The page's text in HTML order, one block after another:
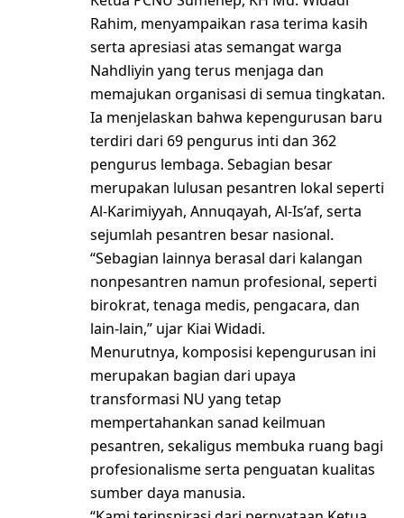
Rahim, menyampaikan rasa terima kasih
serta apresiasi atas semangat warga
Nahdliyin yang terus menjaga dan
memajukan organisasi di semua tingkatan.
Ia menjelaskan bahwa kepengurusan baru
terdiri dari 69 pengurus inti dan 362
pengurus lembaga. Sebagian besar
merupakan lulusan pesantren lokal seperti
Al-Karimiyyah, Annuqayah, Al-Is’af, serta
sejumlah pesantren besar nasional.
“Sebagian lainnya berasal dari kalangan
nonpesantren namun profesional, seperti
birokrat, tenaga medis, pengacara, dan
lain-lain,” ujar Kiai Widadi.
Menurutnya, komposisi kepengurusan ini
merupakan bagian dari upaya
transformasi NU yang tetap
mempertahankan sanad keilmuan
pesantren, sekaligus membuka ruang bagi
profesionalisme serta penguatan kualitas
sumber daya manusia.